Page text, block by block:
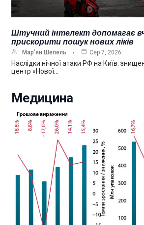
Штучний інтелект допомагає
прискорити пошук нових ліків
Мар’ян Шепель Сер 7, 2026
Наслідки нічної атаки РФ на Київ:
центр «Нової…
Медицина